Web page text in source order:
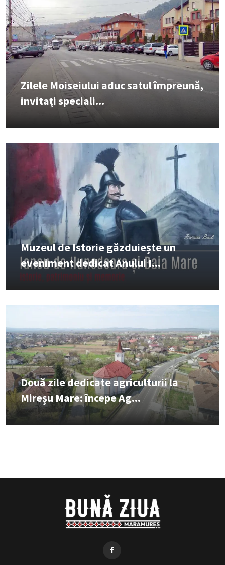
Zilele Moiseiului aduc satul împreună,
invitați speciali...
Muzeul de Istorie găzduiește un
eveniment dedicat Anului I...
Două zile dedicate agriculturii la
Mireșu Mare: începe Ag...